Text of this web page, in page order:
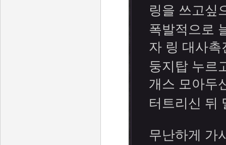
링을 쓰고싶
폭발적으로
자 링 대사촉
둥지탑 누르
개스 모아두
터트리신 뒤
무난하게 가